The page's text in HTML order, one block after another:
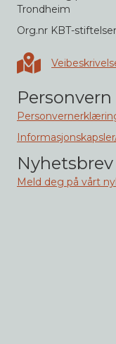
Trondheim
Org.nr KBT-
Veibeskrivelse i
Personvern
Nyhetsbrev
Meld deg på vårt